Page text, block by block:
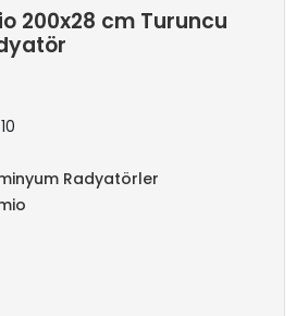
200x28 cm Turuncu
Radyatörler